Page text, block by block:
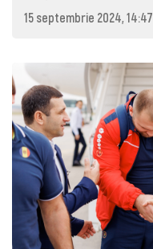
15 septembrie 2024, 14:47